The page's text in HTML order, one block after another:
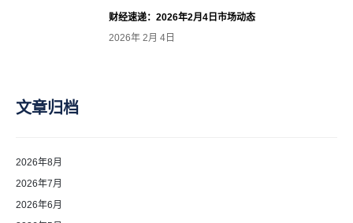
财经速递：2026年2月4日市场动态
2026年 2月 4日
文章归档
2026年8月
2026年7月
2026年6月